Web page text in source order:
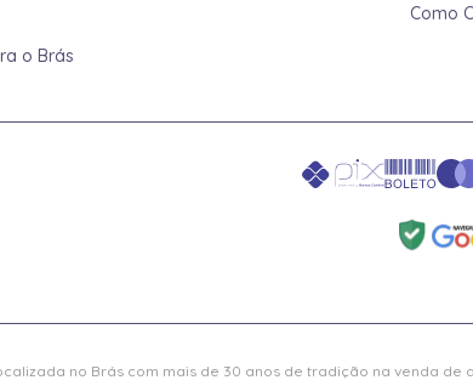
o Brás
Como
no Brás com mais de 30 anos de tradição na venda